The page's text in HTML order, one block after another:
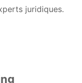
juridiques.